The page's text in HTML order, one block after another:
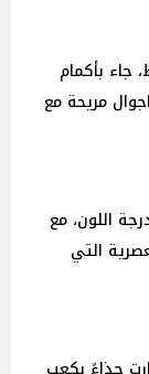
جاء بأكمام
مريحة مع
اللون، مع
التي